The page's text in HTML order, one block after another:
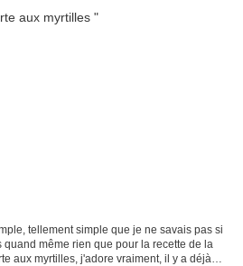
tellement simple que je ne savais pas si
même rien que pour la recette de la
aux myrtilles, j'adore vraiment, il y a déjà